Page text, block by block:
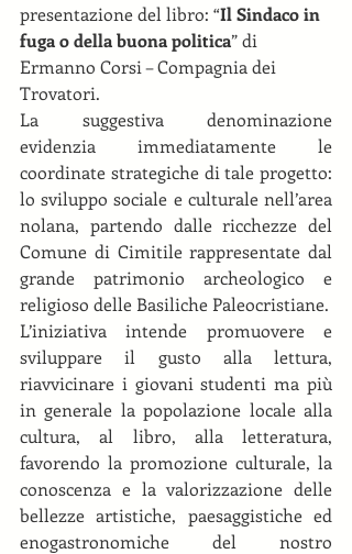
presentazione del libro: “Il Sindaco in
fuga o della buona politica” di
Ermanno Corsi – Compagnia dei
Trovatori.
La suggestiva denominazione
evidenzia immediatamente le
coordinate strategiche di tale progetto:
lo sviluppo sociale e culturale nell’area
nolana, partendo dalle ricchezze del
Comune di Cimitile rappresentate dal
grande patrimonio archeologico e
L’iniziativa intende promuovere e
sviluppare il gusto alla lettura,
riavvicinare i giovani studenti ma più
in generale la popolazione locale alla
cultura, al libro, alla letteratura,
favorendo la promozione culturale, la
conoscenza e la valorizzazione delle
bellezze artistiche, paesaggistiche ed
enogastronomiche del nostro